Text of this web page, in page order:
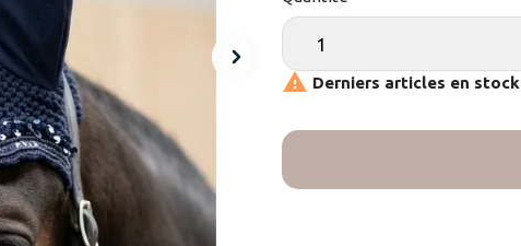
 Derniers articles en stock